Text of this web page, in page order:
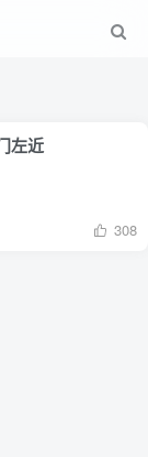
左近
308